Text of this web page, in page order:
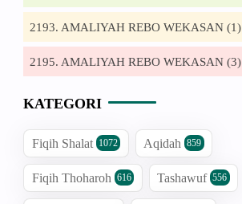
2193. AMALIYAH REBO WEKASAN (1)
2195. AMALIYAH REBO WEKASAN (3)
KATEGORI
Fiqih Shalat 1072 Aqidah 859
Fiqih Thoharoh 616 Tashawuf 556